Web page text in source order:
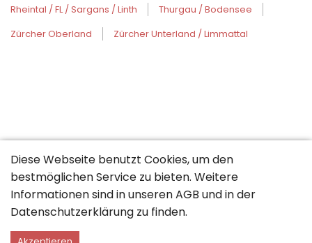
Rheintal / FL / Sargans / Linth
Thurgau / Bodensee
Zürcher Oberland
Zürcher Unterland / Limmattal
Diese Webseite benutzt Cookies, um den
bestmöglichen Service zu bieten. Weitere
Informationen sind in unserenAGB und in der
Datenschutzerklärung zu finden.